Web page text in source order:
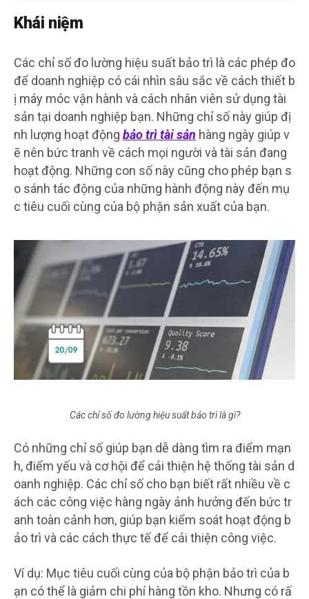
Khái niệm
Các chỉ số đo lường hiệu suất bảo trì là các phép đo
để doanh nghiệp có cái nhìn sâu sắc về cách thiết b
ị máy móc vận hành và cách nhân viên sử dụng tài
sản tại doanh nghiệp bạn. Những chỉ số này giúp đị
nh lượng hoạt động bảo trì tài sản hàng ngày giúp v
ẽ nên bức tranh về cách mọi người và tài sản đang
hoạt động. Những con số này cũng cho phép bạn s
o sánh tác động của những hành động này đến mụ
c tiêu cuối cùng của bộ phận sản xuất của bạn.
Các chỉ số đo lường hiệu suất bảo trì là gì?
Có những chỉ số giúp bạn dễ dàng tìm ra điểm mạn
h, điểm yếu và cơ hội để cải thiện hệ thống tài sản d
oanh nghiệp. Các chỉ số cho bạn biết rất nhiều về c
ách các công việc hàng ngày ảnh hưởng đến bức tr
anh toàn cảnh hơn, giúp bạn kiểm soát hoạt động b
ảo trì và các cách thực tế để cải thiện công việc.
Ví dụ: Mục tiêu cuối cùng của bộ phận bảo trì của b
ạn có thể là giảm chi phí hàng tồn kho. Nhưng có rấ